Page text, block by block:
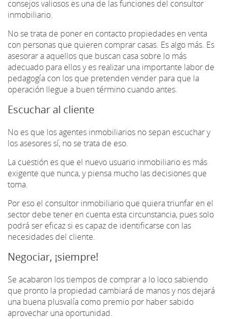
consejos valiosos es una de las funciones del consultor
inmobiliario.
No se trata de poner en contacto propiedades en venta
con personas que quieren comprar casas. Es algo más. Es
asesorar a aquellos que buscan casa sobre lo más
adecuado para ellos y es realizar una importante labor de
pedagogía con los que pretenden vender para que la
operación llegue a buen término cuando antes.
Escuchar al cliente
No es que los agentes inmobiliarios no sepan escuchar y
los asesores sí, no se trata de eso.
La cuestión es que el nuevo usuario inmobiliario es más
exigente que nunca, y piensa mucho las decisiones que
toma.
Por eso el consultor inmobiliario que quiera triunfar en el
sector debe tener en cuenta esta circunstancia, pues solo
podrá ser eficaz si es capaz de identificarse con las
necesidades del cliente.
Negociar, ¡siempre!
Se acabaron los tiempos de comprar a lo loco sabiendo
que pronto la propiedad cambiará de manos y nos dejará
una buena plusvalía como premio por haber sabido
aprovechar una oportunidad.